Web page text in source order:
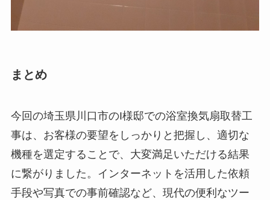
まとめ
今回の埼玉県川口市のI様邸での浴室換気扇取替工
事は、お客様の要望をしっかりと把握し、適切な
機種を選定することで、大変満足いただける結果
に繋がりました。インターネットを活用した依頼
手段や写真での事前確認など、現代の便利なツー